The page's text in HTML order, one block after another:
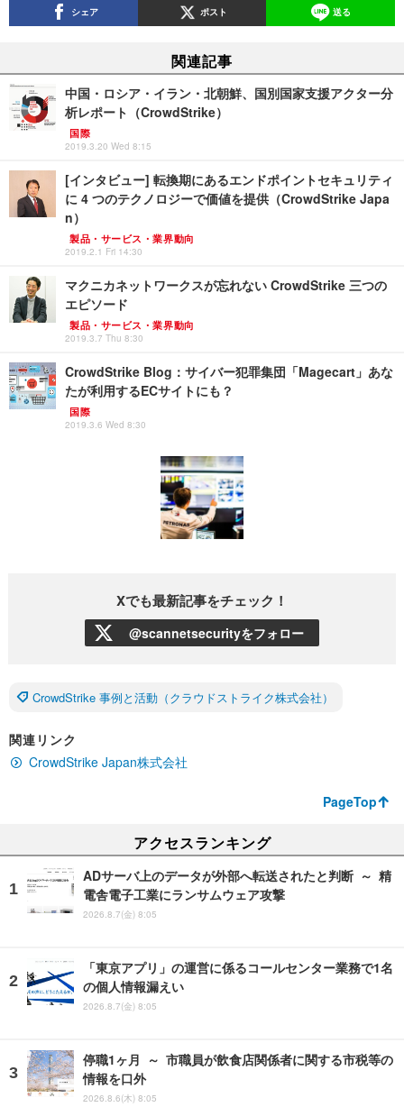
シェア ポスト 送る
関連記事
中国・ロシア・イラン・北朝鮮、国別国家支援アクター分
析レポート（CrowdStrike）
国際
2019.3.20 Wed 8:15
[インタビュー] 転換期にあるエンドポイントセキュリティ
に 4 つのテクノロジーで価値を提供（CrowdStrike Japa
n）
製品・サービス・業界動向
2019.2.1 Fri 14:30
マクニカネットワークスが忘れない CrowdStrike 三つの
エピソード
製品・サービス・業界動向
2019.3.7 Thu 8:30
CrowdStrike Blog：サイバー犯罪集団「Magecart」あな
たが利用するECサイトにも？
国際
2019.3.6 Wed 8:30
Xでも最新記事をチェック！
@scannetsecurityをフォロー
CrowdStrike 事例と活動（クラウドストライク株式会社）
関連リンク
CrowdStrike Japan株式会社
PageTop
アクセスランキング
ADサーバ上のデータが外部へ転送されたと判断 ～ 精
電舎電子工業にランサムウェア攻撃
2026.8.7(金) 8:05
「東京アプリ」の運営に係るコールセンター業務で1名
の個人情報漏えい
2026.8.7(金) 8:05
停職1ヶ月 ～ 市職員が飲食店関係者に関する市税等の
情報を口外
2026.8.6(木) 8:05